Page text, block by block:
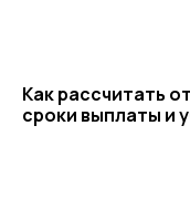
Как рассчитать
сроки выплаты и